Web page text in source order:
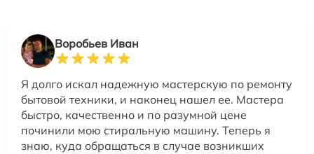
Воробьев Иван
Я долго искал надежную мастерскую по ремонту
бытовой техники, и наконец нашел ее. Мастера
быстро, качественно и по разумной цене
починили мою стиральную машину. Теперь я
знаю, куда обращаться в случае возникших